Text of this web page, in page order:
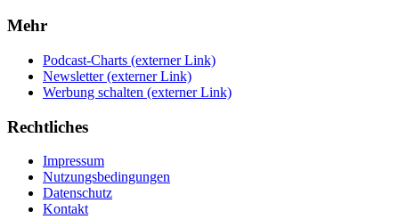
Mehr
Podcast-Charts (externer Link)
Newsletter (externer Link)
Werbung schalten (externer Link)
Rechtliches
Impressum
Nutzungsbedingungen
Datenschutz
Kontakt